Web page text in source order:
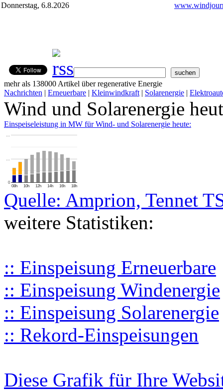
Donnerstag, 6.8.2026
mehr als 138000 Artikel über regenerative Energie
Nachrichten | Erneuerbare | Kleinwindkraft | Solarenergie |
Wind und Solarenergie
Einspeiseleistung in MW für Wind- und Solarenergie heute:
08h 10h 12h 14h 16h 18h
0
…
…
Quelle: Amprion, Tennet
weitere Statistiken:
:: Einspeisung Erneuerbare
:: Einspeisung Windenergie
:: Einspeisung Solarenergie
:: Rekord-Einspeisungen
Diese Grafik für Ihre